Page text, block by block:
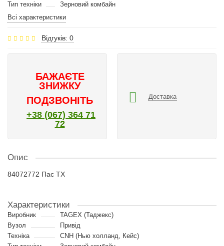
Тип техніки
Зерновий комбайн
Всі характеристики
Відгуків: 0
БАЖАЄТЕ
ЗНИЖКУ
ПОДЗВОНІТЬ
+38 (067) 364 71
72
Доставка
Опис
84072772 Пас TX
Характеристики
Виробник
TAGEX (Таджекс)
Вузол
Привід
Техніка
CNH (Нью холланд, Кейс)